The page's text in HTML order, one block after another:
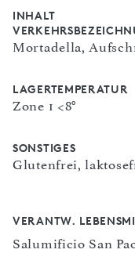
INHALT
Mortadella,
LAGERTEMPERATUR
Zone 1 <8°
SONSTIGES
Glutenfrei,
VERANTW.
Salumificio San